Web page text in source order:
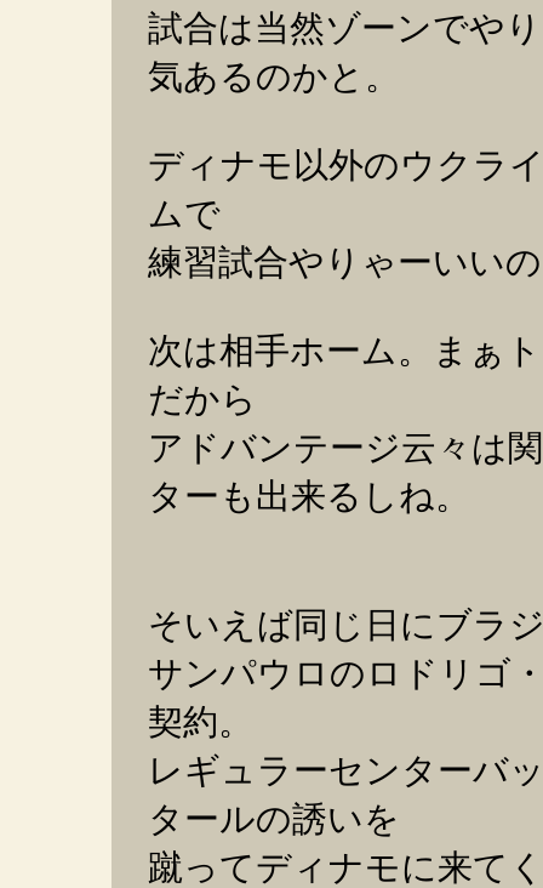
試合は当然ゾーンでや
気あるのかと。
ディナモ以外のウクラ
ムで
練習試合やりゃーいい
次は相手ホーム。まぁ
だから
アドバンテージ云々は
ターも出来るしね。
そいえば同じ日にブラ
サンパウロのロドリゴ
契約。
レギュラーセンターバ
タールの誘いを
蹴ってディナモに来て